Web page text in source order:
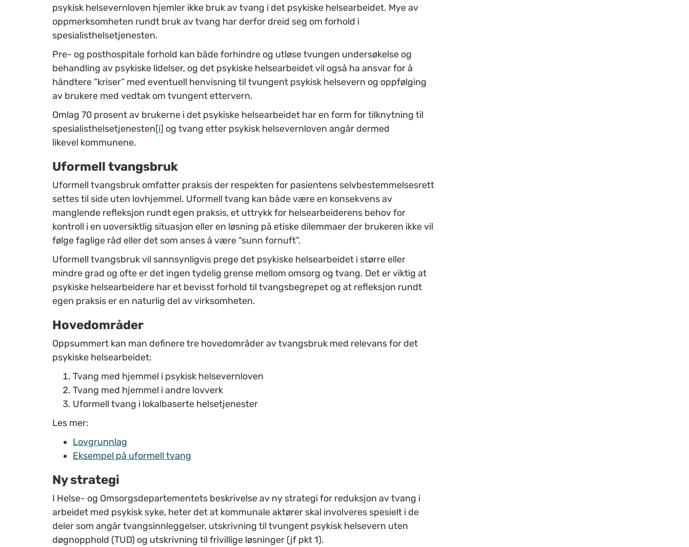
psykisk helsevernloven hjemler ikke bruk av tvang i det psykiske helsearbeidet. Mye av
oppmerksomheten rundt bruk av tvang har derfor dreid seg om forhold i
spesialisthelsetjenesten.
Pre- og posthospitale forhold kan både forhindre og utløse tvungen undersøkelse og
behandling av psykiske lidelser, og det psykiske helsearbeidet vil også ha ansvar for å
håndtere ”kriser” med eventuell henvisning til tvungent psykisk helsevern og oppfølging
av brukere med vedtak om tvungent ettervern.
Omlag 70 prosent av brukerne i det psykiske helsearbeidet har en form for tilknytning til
spesialisthelsetjenesten[i] og tvang etter psykisk helsevernloven angår dermed
likevel kommunene.
Uformell tvangsbruk
Uformell tvangsbruk omfatter praksis der respekten for pasientens selvbestemmelsesrett
settes til side uten lovhjemmel. Uformell tvang kan både være en konsekvens av
manglende refleksjon rundt egen praksis, et uttrykk for helsearbeiderens behov for
kontroll i en uoversiktlig situasjon eller en løsning på etiske dilemmaer der brukeren ikke vil
følge faglige råd eller det som anses å være ”sunn fornuft”.
Uformell tvangsbruk vil sannsynligvis prege det psykiske helsearbeidet i større eller
mindre grad og ofte er det ingen tydelig grense mellom omsorg og tvang. Det er viktig at
psykiske helsearbeidere har et bevisst forhold til tvangsbegrepet og at refleksjon rundt
egen praksis er en naturlig del av virksomheten.
Hovedområder
Oppsummert kan man definere tre hovedområder av tvangsbruk med relevans for det
psykiske helsearbeidet:
Tvang med hjemmel i psykisk helsevernloven
Tvang med hjemmel i andre lovverk
Uformell tvang i lokalbaserte helsetjenester
Les mer:
Lovgrunnlag
Eksempel på uformell tvang
Ny strategi
I Helse- og Omsorgsdepartementets beskrivelse av ny strategi for reduksjon av tvang i
arbeidet med psykisk syke, heter det at kommunale aktører skal involveres spesielt i de
deler som angår tvangsinnleggelser, utskrivning til tvungent psykisk helsevern uten
døgnopphold (TUD) og utskrivning til frivillige løsninger (jf pkt 1).